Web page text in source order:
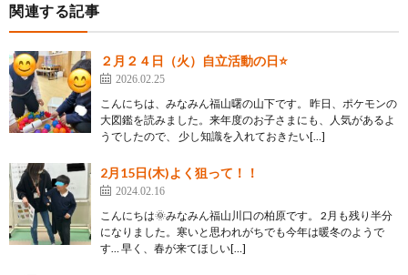
関連する記事
２月２４日（火）自立活動の日⭐
2026.02.25
こんにちは、みなみん福山曙の山下です。 昨日、ポケモンの
大図鑑を読みました。来年度のお子さまにも、人気があるよ
うでしたので、 少し知識を入れておきたい[…]
2月15日(木)よく狙って！！
2024.02.16
こんにちは🌞みなみん福山川口の柏原です。 2月も残り半分
になりました。寒いと思われがちでも今年は暖冬のようで
す… 早く、春が来てほしい[…]